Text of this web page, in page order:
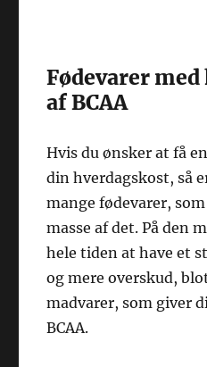
Fødevarer
af BCAA
Hvis du ønsker at få
din hverdagskost, så
mange fødevarer,
masse af det. På den
hele tiden at have et
og mere overskud,
madvarer, som giver
BCAA.